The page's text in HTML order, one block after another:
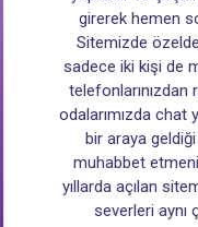
girerek hemen
Sitemizde
sadece iki kişi de
telefonlarınızdan
odalarımızda chat
bir araya
muhabbet
yıllarda açılan
severleri aynı